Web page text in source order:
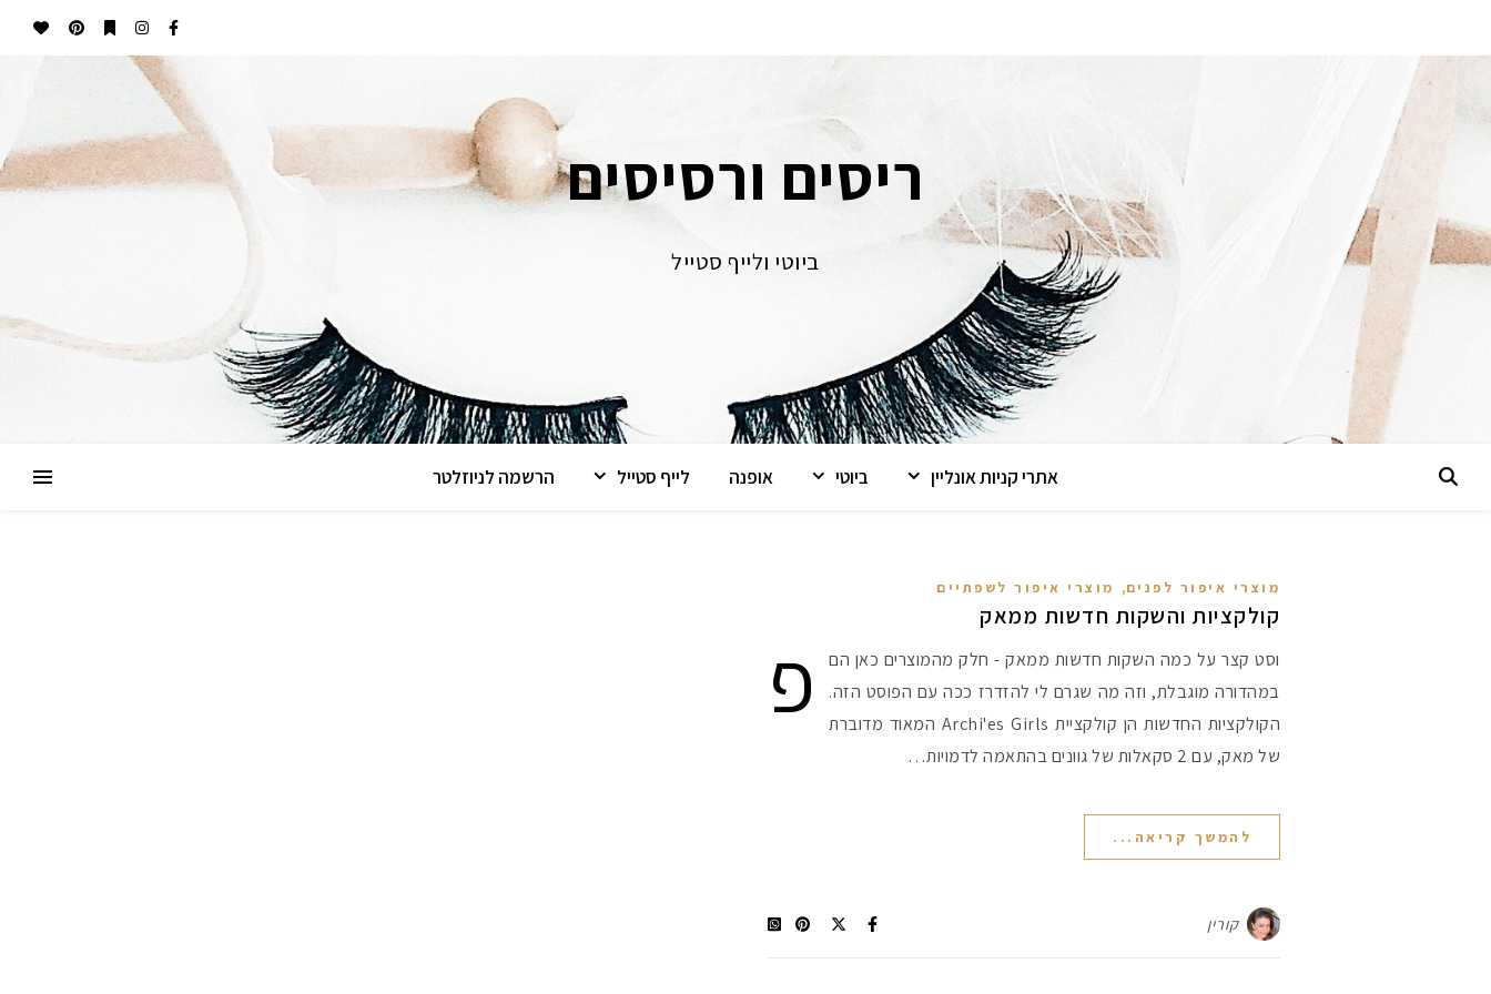
ריסים ורסיסים
ביוטי ולייף סטייל
אתרי קניות אונליין ביוטי אופנה לייף סטייל הרשמה לניוזלטר
מוצרי איפור לפנים, מוצרי איפור לשפתיים
קולקציות והשקות חדשות ממאק
פ
וסט קצר על כמה השקות חדשות ממאק - חלק מהמוצרים כאן הם
במהדורה מוגבלת, וזה מה שגרם לי להזדרז ככה עם הפוסט הזה.
הקולקציות החדשות הן קולקציית Archi'es Girls המאוד מדוברת
של מאק, עם 2 סקאלות של גוונים בהתאמה לדמויות…
להמשך קריאה...
קורין